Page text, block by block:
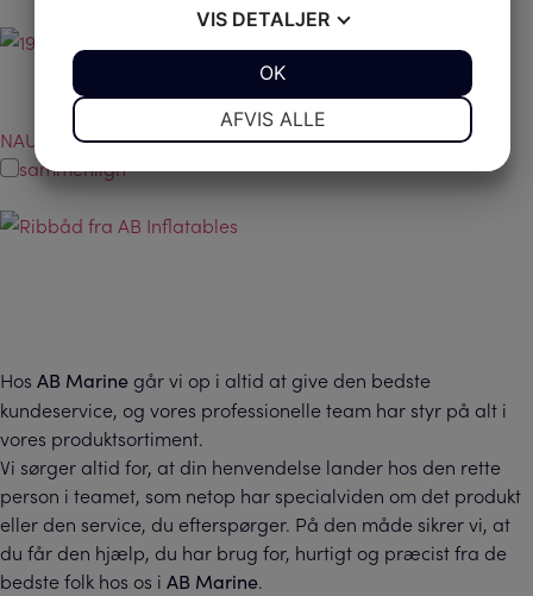
NAUTILUS DLX I-O 19
sammenlign
Hos AB Marine går vi op i altid at give den bedste
kundeservice, og vores professionelle team har styr på alt i
vores produktsortiment.
Vi sørger altid for, at din henvendelse lander hos den rette
person i teamet, som netop har specialviden om det produkt
eller den service, du efterspørger. På den måde sikrer vi, at
du får den hjælp, du har brug for, hurtigt og præcist fra de
bedste folk hos os i AB Marine.
VIS DETALJER
AFVIS ALLE
OK